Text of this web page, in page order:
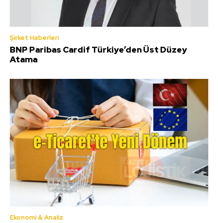
Şirket Haberleri
BNP Paribas Cardif Türkiye’den Üst Düzey
Atama
Ekonomi & Analiz